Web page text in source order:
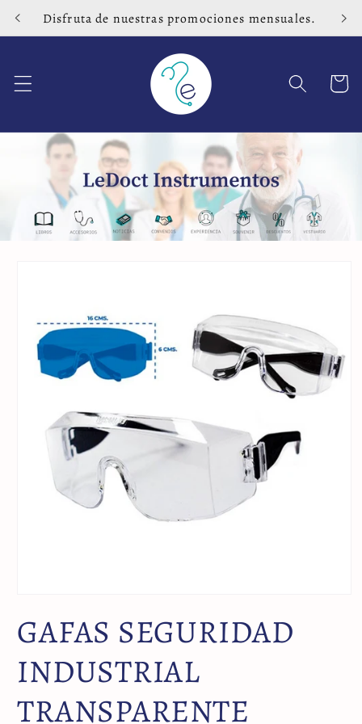
directamente
al contenido
Disfruta de nuestras promociones mensuales.
Carrito
GAFAS SEGURIDAD
INDUSTRIAL
TRANSPARENTE